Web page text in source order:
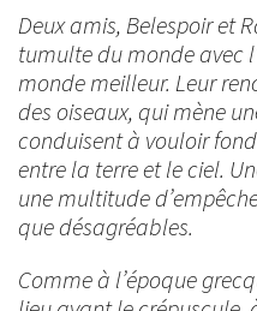
Deux amis, Belespoir et
tumulte du monde avec
monde meilleur. Leur
des oiseaux, qui mène
conduisent à vouloir
entre la terre et le ciel.
une multitude
que désagréables.
Comme à l’époque